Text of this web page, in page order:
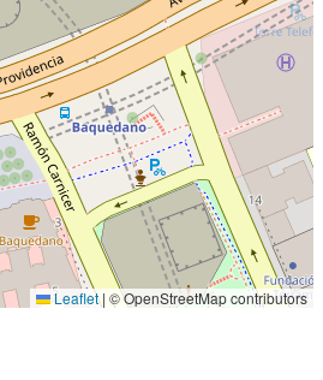
Leaflet | © OpenStreetMap contributors